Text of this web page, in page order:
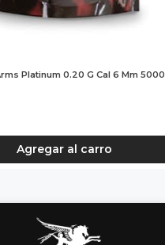
Platinum 0.20 G Cal 6 Mm 5000
Agregar al carro